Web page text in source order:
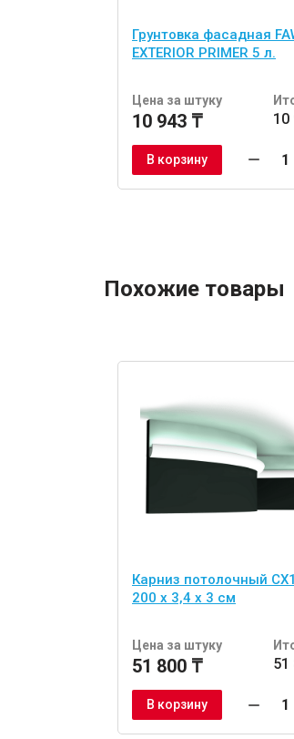
Грунтовка фасадная
EXTERIOR PRIMER 5 л.
Цена за штуку
10 943 ₸ 10
В корзину
Похожие товары
Карниз потолочный
200 х 3,4 х 3 см
Цена за штуку
51 800 ₸ 51
В корзину